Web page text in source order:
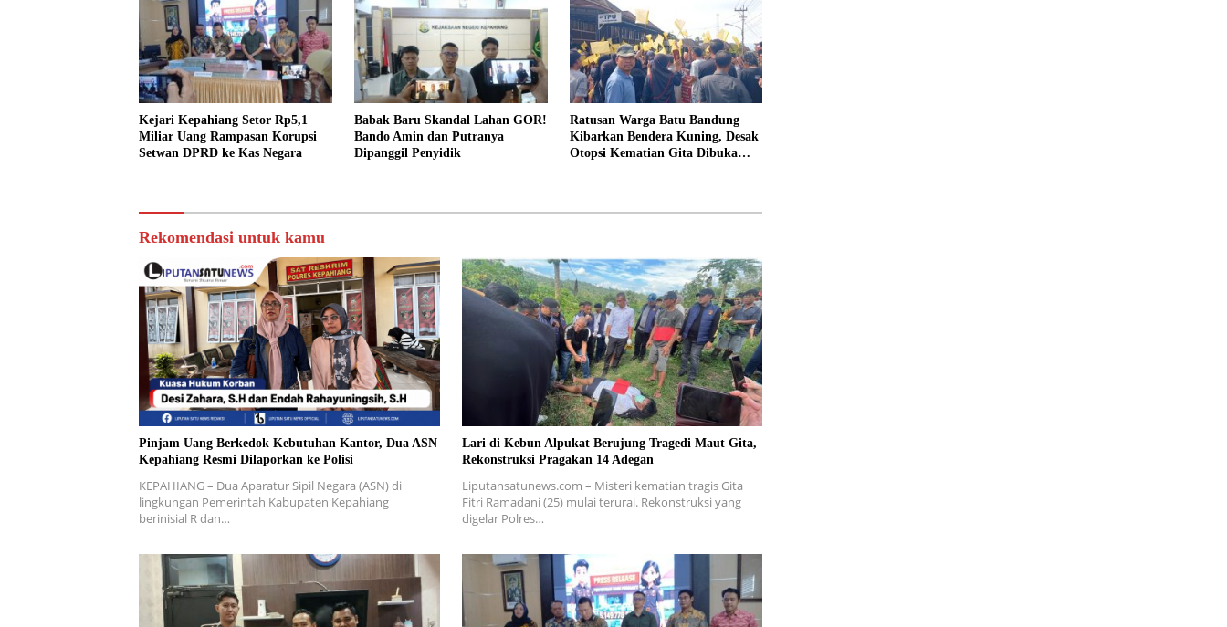
Kejari Kepahiang Setor Rp5,1
Miliar Uang Rampasan Korupsi
Setwan DPRD ke Kas Negara
Babak Baru Skandal Lahan GOR!
Bando Amin dan Putranya
Dipanggil Penyidik
Ratusan Warga Batu Bandung
Kibarkan Bendera Kuning, Desak
Otopsi Kematian Gita Dibuka
Rekomendasi untuk kamu
Pinjam Uang Berkedok Kebutuhan Kantor, Dua ASN
Kepahiang Resmi Dilaporkan ke Polisi
KEPAHIANG – Dua Aparatur Sipil Negara (ASN) di
lingkungan Pemerintah Kabupaten Kepahiang
berinisial R dan…
Lari di Kebun Alpukat Berujung Tragedi Maut Gita,
Rekonstruksi Pragakan 14 Adegan
Liputansatunews.com – Misteri kematian tragis Gita
Fitri Ramadani (25) mulai terurai. Rekonstruksi yang
digelar Polres…